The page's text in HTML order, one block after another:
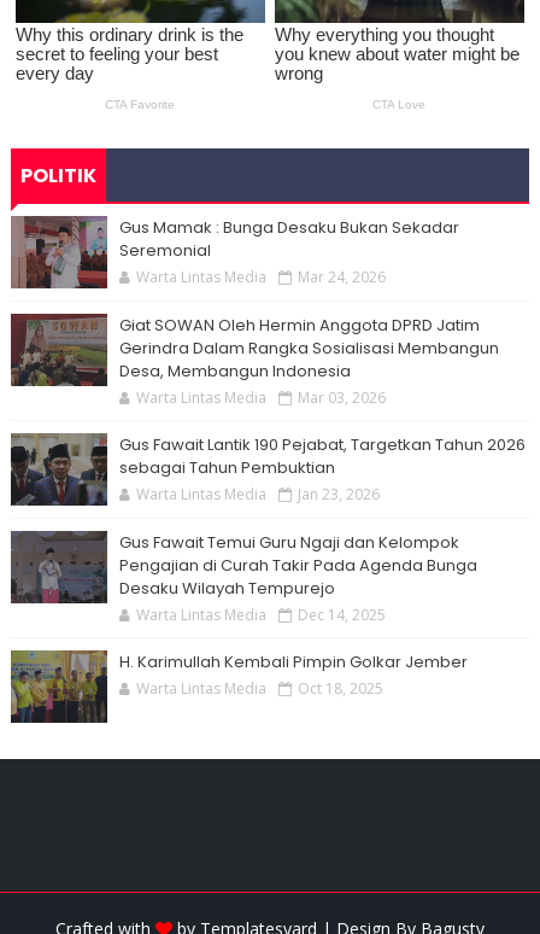
POLITIK
Gus Mamak : Bunga Desaku Bukan Sekadar
Seremonial
Warta Lintas Media Mar 24, 2026
Giat SOWAN Oleh Hermin Anggota DPRD Jatim
Gerindra Dalam Rangka Sosialisasi Membangun
Desa, Membangun Indonesia
Warta Lintas Media Mar 03, 2026
Gus Fawait Lantik 190 Pejabat, Targetkan Tahun 2026
sebagai Tahun Pembuktian
Warta Lintas Media Jan 23, 2026
Gus Fawait Temui Guru Ngaji dan Kelompok
Pengajian di Curah Takir Pada Agenda Bunga
Desaku Wilayah Tempurejo
Warta Lintas Media Dec 14, 2025
H. Karimullah Kembali Pimpin Golkar Jember
Warta Lintas Media Oct 18, 2025
Crafted with by Templatesyard | Design By Bagustv